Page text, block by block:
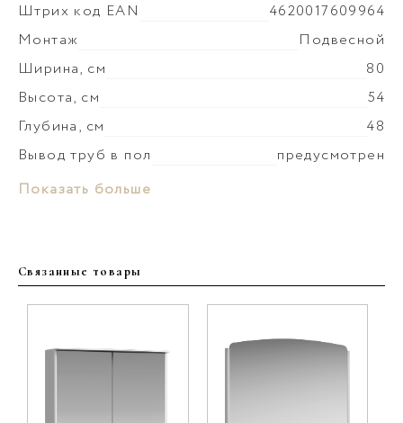
Штрих код EAN
4620017609964
Монтаж
Подвесной
Ширина, см
80
Высота, см
54
Глубина, см
48
Вывод труб в пол
предусмотрен
Материал раковины
Монтаж умывальника
Покрытие корпуса
Цвет производителя
Пепельная роза
Показать больше
Связанные товары